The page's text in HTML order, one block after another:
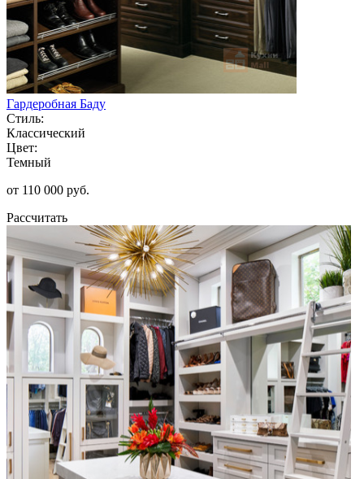
Гардеробная Баду
Стиль:
Классический
Цвет:
Темный
от 110 000 руб.
Рассчитать